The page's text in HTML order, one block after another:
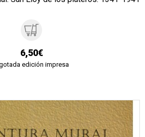
6,50€
edición impresa